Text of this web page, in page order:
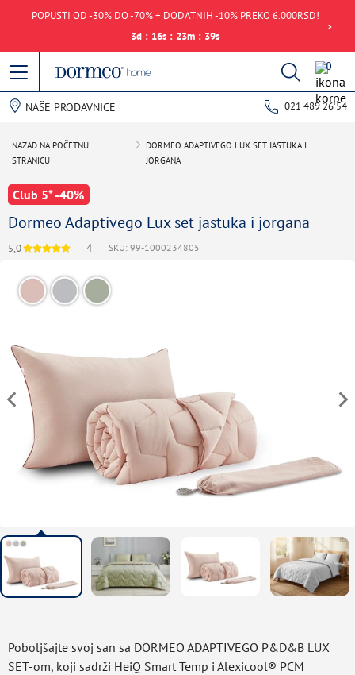
POPUSTI OD -30% DO -70% + DODATNIH -10% PREKO 6.000RSD!
3d : 16s : 23m : 39s
0
NAŠE PRODAVNICE 021 489 26 54
NAZAD NA POČETNU
STRANICU
DORMEO ADAPTIVEGO LUX SET JASTUKA I
JORGANA
Club 5* -40%
Dormeo Adaptivego Lux set jastuka i jorgana
5,0 4 SKU: 99-1000234805
Poboljšajte svoj san sa DORMEO ADAPTIVEGO P&D&B LUX
SET-om, koji sadrži HeiQ Smart Temp i Alexicool® PCM